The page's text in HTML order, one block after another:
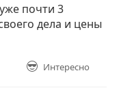
почти 3
дела и цены
Интересно